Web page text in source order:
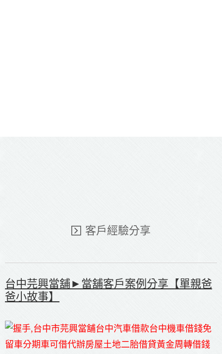
客戶經驗分享
台中芫興當舖►當舖客戶案例分享【單親爸
爸小故事】